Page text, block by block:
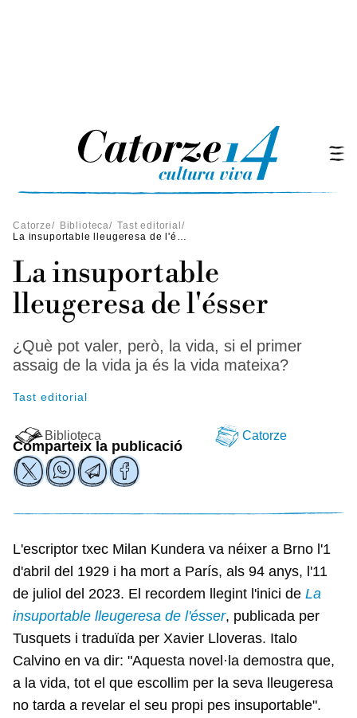
Catorze/ Biblioteca/ Tast editorial /
La insuportable lleugeresa de l'ésser
La insuportable
lleugeresa de l'ésser
¿Què pot valer, però, la vida, si el primer
assaig de la vida ja és la vida mateixa?
Tast editorial
Biblioteca Catorze
Comparteix la publicació
L'escriptor txec Milan Kundera va néixer a Brno l'1
d'abril del 1929 i ha mort a París, als 94 anys, l'11
de juliol del 2023. El recordem llegint l'inici de La
insuportable lleugeresa de l'ésser, publicada per
Tusquets i traduïda per Xavier Lloveras. Italo
Calvino en va dir: "Aquesta novel·la demostra que,
a la vida, tot el que escollim per la seva lleugeresa
no tarda a revelar el seu propi pes insuportable".